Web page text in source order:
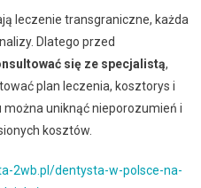
leczenie transgraniczne, każda
Dlatego przed
się ze specjalistą,
plan leczenia, kosztorys i
uniknąć nieporozumień i
kosztów.
2wb.pl/dentysta-w-polsce-na-